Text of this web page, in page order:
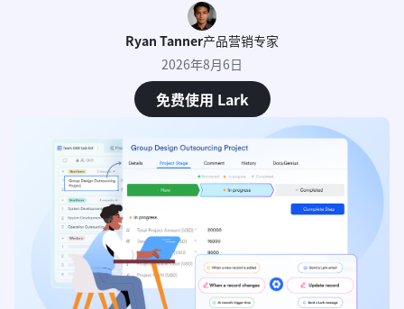
Ryan Tanner产品营销专家
2026年8月6日
免费使用 Lark